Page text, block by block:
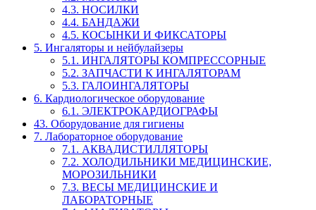
4.3. НОСИЛКИ
4.4. БАНДАЖИ
4.5. КОСЫНКИ И ФИКСАТОРЫ
5. Ингаляторы и нейбулайзеры
5.1. ИНГАЛЯТОРЫ КОМПРЕССОРНЫЕ
5.2. ЗАПЧАСТИ К ИНГАЛЯТОРАМ
5.3. ГАЛОИНГАЛЯТОРЫ
6. Кардиологическое оборудование
6.1. ЭЛЕКТРОКАРДИОГРАФЫ
43. Оборудование для гигиены
7. Лабораторное оборудование
7.1. АКВАДИСТИЛЛЯТОРЫ
7.2. ХОЛОДИЛЬНИКИ МЕДИЦИНСКИЕ,
МОРОЗИЛЬНИКИ
7.3. ВЕСЫ МЕДИЦИНСКИЕ И
ЛАБОРАТОРНЫЕ